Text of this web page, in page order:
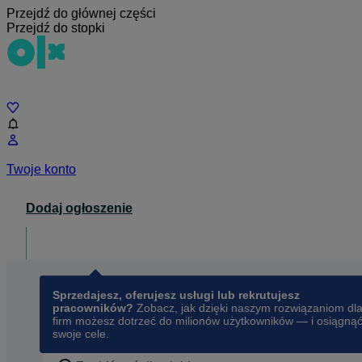
Przejdź do głównej części
Przejdź do stopki
Twoje konto
Dodaj ogłoszenie
Sprzedajesz, oferujesz usługi lub rekrutujesz
pracowników? Zobacz, jak dzięki naszym rozwiązaniom dla
firm możesz dotrzeć do milionów użytkowników — i osiągnąć
swoje cele.